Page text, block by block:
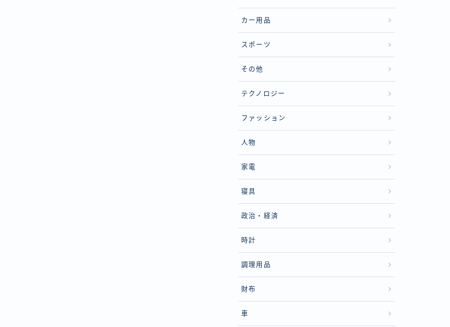
カー用品
スポーツ
その他
テクノロジー
ファッション
人物
家電
寝具
政治・経済
時計
調理用品
財布
車